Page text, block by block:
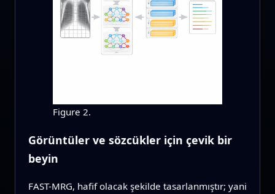
Figure 2.
Görüntüler ve sözcükler için çevik bir
beyin
FAST-MRG, hafif olacak şekilde tasarlanmıştır; yani